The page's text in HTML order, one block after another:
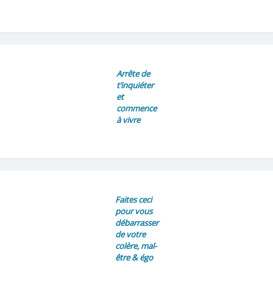
Arrête de
t’inquiéter
et
commence
à vivre
Faites ceci
pour vous
débarrasser
de votre
colère, mal-
être & égo